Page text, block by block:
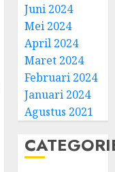
Juni 2024
Mei 2024
April 2024
Maret 2024
Februari 2024
Januari 2024
Agustus 2021